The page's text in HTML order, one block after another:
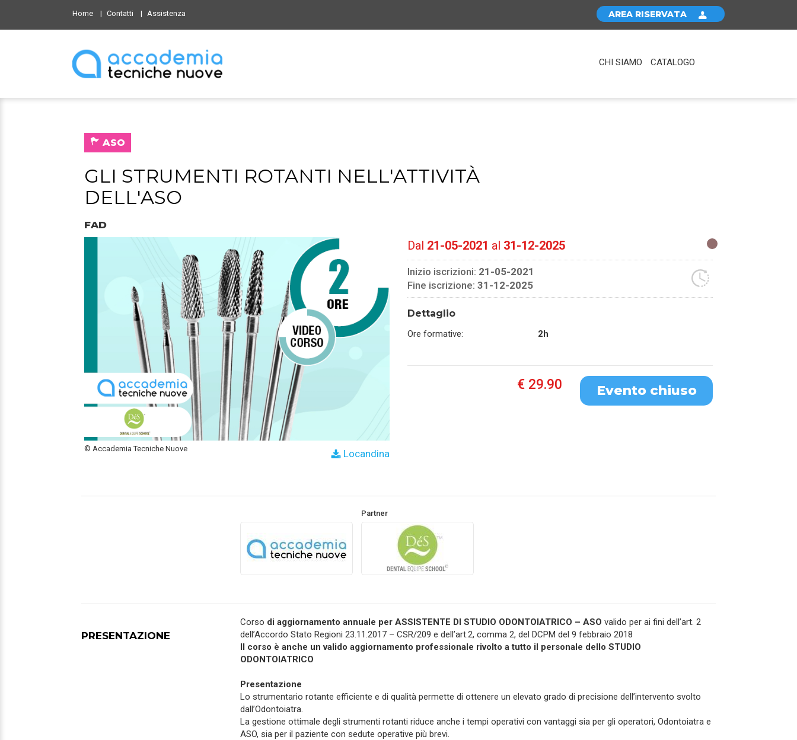
Home Contatti Assistenza AREA RISERVATA
CHI SIAMO CATALOGO
ASO
GLI STRUMENTI ROTANTI NELL'ATTIVITÀ
DELL'ASO
FAD
© Accademia Tecniche Nuove Locandina
Dal 21-05-2021 al 31-12-2025
Inizio iscrizioni: 21-05-2021
Fine iscrizione: 31-12-2025
Dettaglio
Ore formative: 2h
Evento chiuso
€ 29.90
Partner
PRESENTAZIONE
Corso di aggiornamento annuale per ASSISTENTE DI STUDIO ODONTOIATRICO – ASO valido per ai fini dell’art. 2
dell’Accordo Stato Regioni 23.11.2017 – CSR/209 e dell’art.2, comma 2, del DCPM del 9 febbraio 2018
Il corso è anche un valido aggiornamento professionale rivolto a tutto il personale dello STUDIO
ODONTOIATRICO
Presentazione
Lo strumentario rotante efficiente e di qualità permette di ottenere un elevato grado di precisione dell’intervento svolto
dall’Odontoiatra.
La gestione ottimale degli strumenti rotanti riduce anche i tempi operativi con vantaggi sia per gli operatori, Odontoiatra e
ASO, sia per il paziente con sedute operative più brevi.